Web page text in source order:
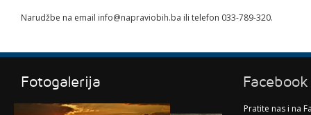
Narudžbe na email info@napraviobih.ba ili telefon 033-789-320.
Fotogalerija
Pratite nas i na